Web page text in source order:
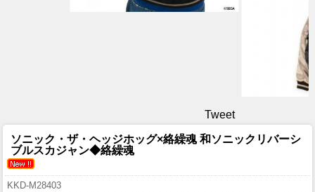
Tweet
ソニック・ザ・ヘッジホッグ×絡繰魂 和ソニックリバーシ
ブルスカジャン◆絡繰魂
KKD-M28403